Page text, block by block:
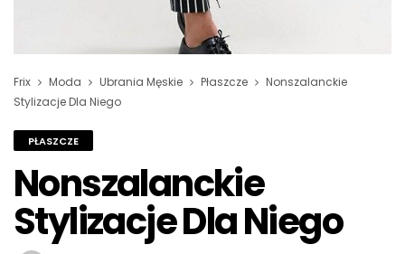
Frix Moda Ubrania Męskie Płaszcze
Nonszalanckie
Stylizacje Dla Niego
PŁASZCZE
Nonszalanckie
Stylizacje Dla Niego